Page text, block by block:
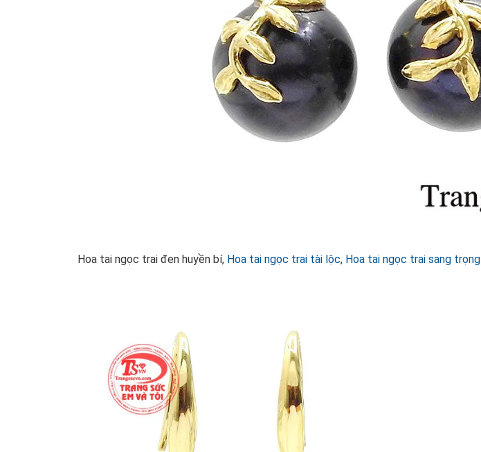
Hoa tai ngọc trai đen huyền bí, Hoa tai ngọc trai tài lộc, Hoa tai ngọc trai sang trọng